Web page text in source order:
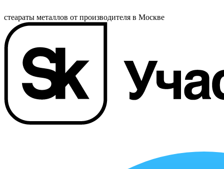
стеараты металлов от производителя в Москве